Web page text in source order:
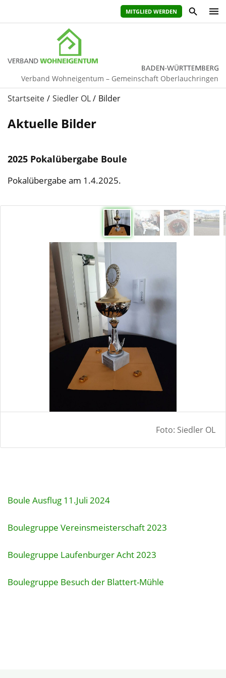
MITGLIED WERDEN
Verband Wohneigentum – Gemeinschaft Oberlauchringen
Startseite Siedler OL Bilder
Aktuelle Bilder
2025 Pokalübergabe Boule
Pokalübergabe am 1.4.2025.
Foto: Siedler OL
Boule Ausflug 11.Juli 2024
Boulegruppe Vereinsmeisterschaft 2023
Boulegruppe Laufenburger Acht 2023
Boulegruppe Besuch der Blattert-Mühle